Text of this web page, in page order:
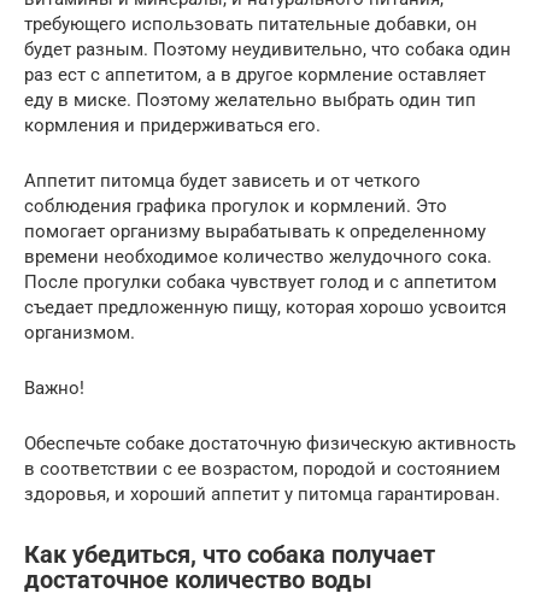
требующего использовать питательные добавки, он
будет разным. Поэтому неудивительно, что собака один
раз ест с аппетитом, а в другое кормление оставляет
еду в миске. Поэтому желательно выбрать один тип
кормления и придерживаться его.
Аппетит питомца будет зависеть и от четкого
соблюдения графика прогулок и кормлений. Это
помогает организму вырабатывать к определенному
времени необходимое количество желудочного сока.
После прогулки собака чувствует голод и с аппетитом
съедает предложенную пищу, которая хорошо усвоится
организмом.
Важно!
Обеспечьте собаке достаточную физическую активность
в соответствии с ее возрастом, породой и состоянием
здоровья, и хороший аппетит у питомца гарантирован.
Как убедиться, что собака получает
достаточное количество воды